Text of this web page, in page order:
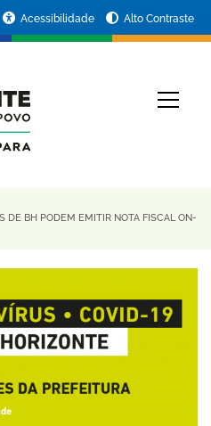
Acessibilidade Alto Contraste
DE BH PODEM EMITIR NOTA FISCAL ON-